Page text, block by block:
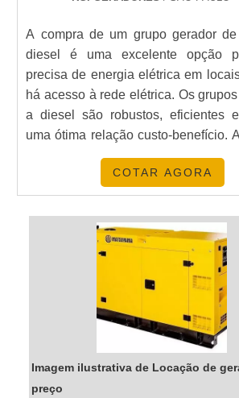
A compra de um grupo gerador
diesel é uma excelente opção
precisa de energia elétrica em
há acesso à rede elétrica. Os
a diesel são robustos, eficientes
uma ótima relação custo-benefício.
eles são fáceis de instalar e
ser usados em diversas
residências, empresas,
entre outros. Se você está
grupo gerador de energia a diesel,
conferir as opções disponíveis no
COTAR AGORA
Imagem ilustrativa de Locação de
preço